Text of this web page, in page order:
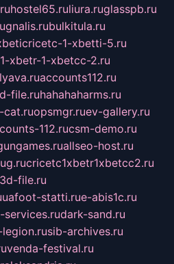
hostel65.ruliura.ruglasspb.ru
gnalis.rubulkitula.ru
1-xbetti-5.ru
xbetr-1-xbetcc-2.ru
accounts112.ru
file.ruhahahaharms.ru
cat.ruopsmgr.ruev-gallery.ru
112.rucsm-demo.ru
allseo-host.ru
cricetc1xbetr1xbetcc2.ru
3d-file.ru
uafoot-statti.rue-abis1c.ru
services.rudark-sand.ru
sib-archives.ru
venda-festival.ru